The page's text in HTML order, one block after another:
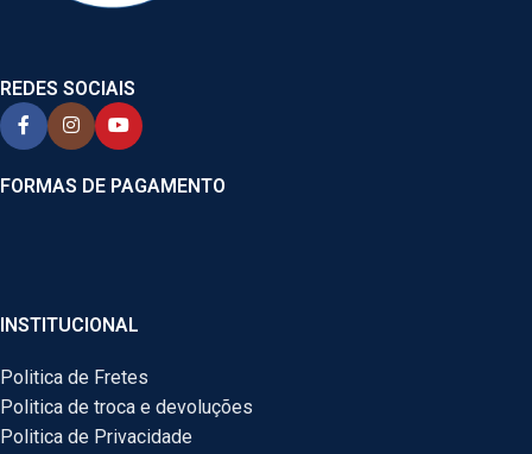
REDES SOCIAIS
FORMAS DE PAGAMENTO
INSTITUCIONAL
Politica de Fretes
Politica de troca e devoluções
Politica de Privacidade